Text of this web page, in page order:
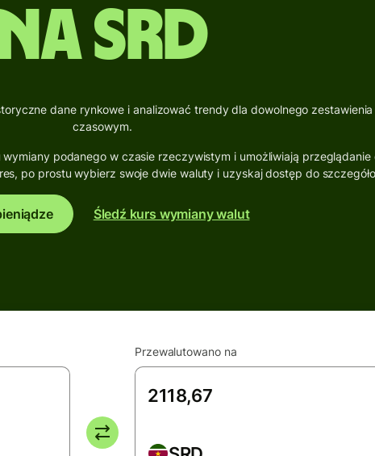
na SRD
dane rynkowe i analizować trendy dla dowolnego
czasowym.
podanego w czasie rzeczywistym i umożliwiają
po prostu wybierz swoje dwie waluty i uzyskaj dostęp do
Śledź kurs wymiany walut
Przewalutowano na